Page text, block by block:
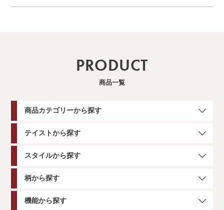
PRODUCT
商品一覧
商品カテゴリーから探す
テイストから探す
スタイルから探す
柄から探す
機能から探す